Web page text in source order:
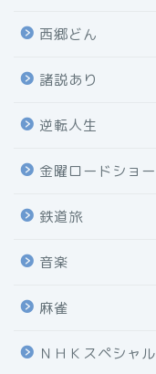
西郷どん
諸説あり
逆転人生
金曜ロードショー
鉄道旅
音楽
麻雀
ＮＨＫスペシャル